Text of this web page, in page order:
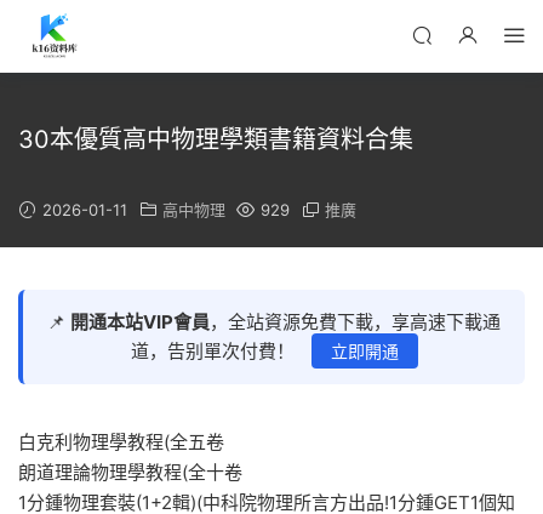
30本優質高中物理學類書籍資料合集
2026-01-11 高中物理 929 推廣
📌 開通本站VIP會員，全站資源免費下載，享高速下載通
道，告别單次付費！
立即開通
白克利物理學教程(全五卷
朗道理論物理學教程(全十卷
1分鍾物理套裝(1+2輯)(中科院物理所言方出品!1分鍾GET1個知